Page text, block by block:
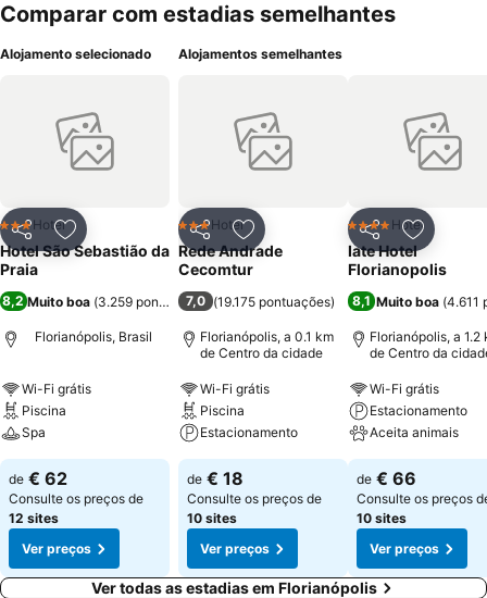
inclui copa e acomoda até cinco pessoas. Os donos de bichos de
propriedade ainda disponibiliza estacionamento gratuito e espaço
de cinco minutos a pé do Ponto X Lanchonete e Restaurante. Outra
opção gastronômica é o Pequeno Príncipe, a aproximadamente dois
quilômetros, onde os visitantes podem degustar peixes e frutos do
Campeche fica a menos de dez minutos a pé da hospedagem. Já o
Morro do Lampião está a aproximadamente dois quilômetros.
Comparar com estadias semelhantes
Alojamento selecionado
PartilharAdicionar aos favoritos
3 Estrelas
Hotel
Hotel São Sebastião da
Praia
8,2 Muito boa (3.259 pontuações )
Florianópolis, Brasil
Wi-Fi grátis
Piscina
Spa
de € 62
Consulte os preços de
12 sites
Ver preços
Alojamentos semelhantes
PartilharAdicionar aos favoritos
3 Estrelas
Hotel
Rede Andrade
Cecomtur
7,0 (19.175 pontuações)
Florianópolis, a 0.1 km
de Centro da cidade
Wi-Fi grátis
Piscina
Estacionamento
de € 18
Consulte os preços de
10 sites
Ver preços
Partilhar
4 EstrelasHotel
Iate Hotel
Florianopolis
8,1 Muito boa (4.611
Florianópolis, a 1.2
de Centro da
Wi-Fi grátis
Estacionamento
Aceita animais
de € 66
Consulte os preços
10 sites
Ver preços
Ver todas as estadias em Florianópolis